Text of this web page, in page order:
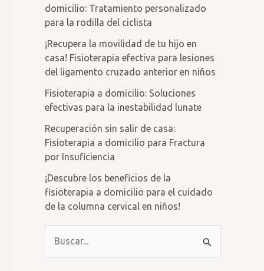
domicilio: Tratamiento personalizado
para la rodilla del ciclista
¡Recupera la movilidad de tu hijo en
casa! Fisioterapia efectiva para lesiones
del ligamento cruzado anterior en niños
Fisioterapia a domicilio: Soluciones
efectivas para la inestabilidad lunate
Recuperación sin salir de casa:
Fisioterapia a domicilio para Fractura
por Insuficiencia
¡Descubre los beneficios de la
fisioterapia a domicilio para el cuidado
de la columna cervical en niños!